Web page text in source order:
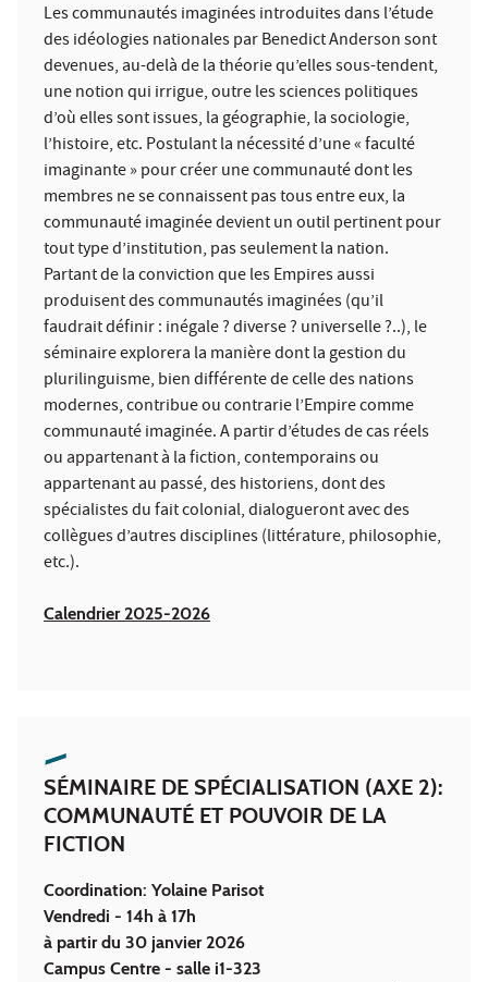
Les communautés imaginées introduites dans l’étude
des idéologies nationales par Benedict Anderson sont
devenues, au-delà de la théorie qu’elles sous-tendent,
une notion qui irrigue, outre les sciences politiques
d’où elles sont issues, la géographie, la sociologie,
l’histoire, etc. Postulant la nécessité d’une « faculté
imaginante » pour créer une communauté dont les
membres ne se connaissent pas tous entre eux, la
communauté imaginée devient un outil pertinent pour
tout type d’institution, pas seulement la nation.
Partant de la conviction que les Empires aussi
produisent des communautés imaginées (qu’il
faudrait définir : inégale ? diverse ? universelle ?..), le
séminaire explorera la manière dont la gestion du
plurilinguisme, bien différente de celle des nations
modernes, contribue ou contrarie l’Empire comme
communauté imaginée. A partir d’études de cas réels
ou appartenant à la fiction, contemporains ou
appartenant au passé, des historiens, dont des
spécialistes du fait colonial, dialogueront avec des
collègues d’autres disciplines (littérature, philosophie,
etc.).
Calendrier 2025-2026
SÉMINAIRE DE SPÉCIALISATION (AXE 2):
COMMUNAUTÉ ET POUVOIR DE LA
FICTION
Coordination: Yolaine Parisot
Vendredi - 14h à 17h
à partir du 30 janvier 2026
Campus Centre - salle i1-323